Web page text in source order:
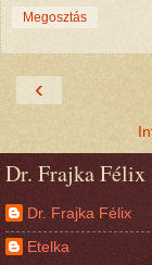
Megosztás
‹
Dr. Frajka Félix
Dr. Frajka Félix
Etelka